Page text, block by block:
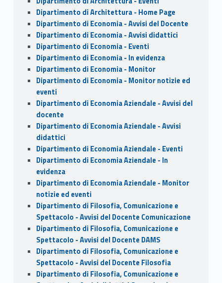
Dipartimento di Architettura - Home Page
Dipartimento di Economia - Avvisi del Docente
Dipartimento di Economia - Avvisi didattici
Dipartimento di Economia - Eventi
Dipartimento di Economia - In evidenza
Dipartimento di Economia - Monitor
Dipartimento di Economia - Monitor notizie ed
eventi
Dipartimento di Economia Aziendale - Avvisi del
docente
Dipartimento di Economia Aziendale - Avvisi
didattici
Dipartimento di Economia Aziendale - Eventi
Dipartimento di Economia Aziendale - In
evidenza
Dipartimento di Economia Aziendale - Monitor
notizie ed eventi
Dipartimento di Filosofia, Comunicazione e
Spettacolo - Avvisi del Docente Comunicazione
Dipartimento di Filosofia, Comunicazione e
Spettacolo - Avvisi del Docente DAMS
Dipartimento di Filosofia, Comunicazione e
Spettacolo - Avvisi del Docente Filosofia
Dipartimento di Filosofia, Comunicazione e